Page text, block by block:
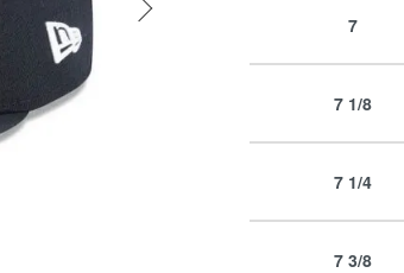
7
7 1/8
7 1/4
7 3/8